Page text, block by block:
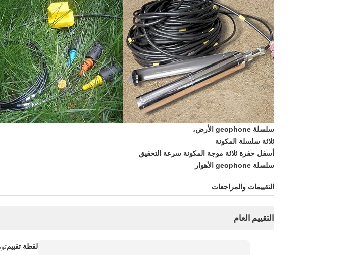
سلسلة geophone الأرض،
ثلاثة سلسلة المكونة
أسفل حفرة ثلاثة موجة المكونة سرعة التحقيق
سلسلة geophone الأهوار
التقييمات والمراجعات
التقييم العام
لقطة تقييم